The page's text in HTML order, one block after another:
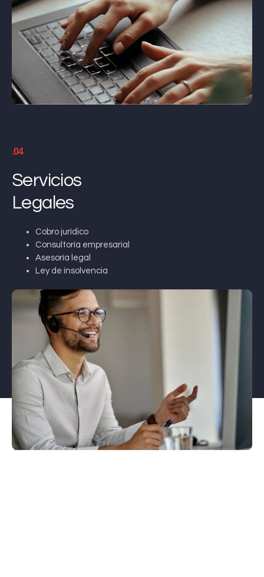
.04
Servicios
Legales
Cobro jurídico
Consultoría empresarial
Asesoría legal
Ley de insolvencia